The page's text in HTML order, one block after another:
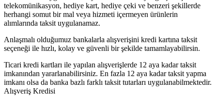
telekomünikasyon, hediye kart, hediye çeki ve benzeri şekillerde
herhangi somut bir mal veya hizmeti içermeyen ürünlerin
alımlarında taksit uygulanamaz.
Anlaşmalı olduğumuz bankalarla alışverişini kredi kartına taksit
seçeneği ile hızlı, kolay ve güvenli bir şekilde tamamlayabilirsin.
Ticari kredi kartları ile yapılan alışverişlerde 12 aya kadar taksit
imkanından yararlanabilirsiniz. En fazla 12 aya kadar taksit yapma
imkanı olsa da banka bazlı farklı taksit tutarları uygulanabilmektedir.
Alışveriş Kredisi